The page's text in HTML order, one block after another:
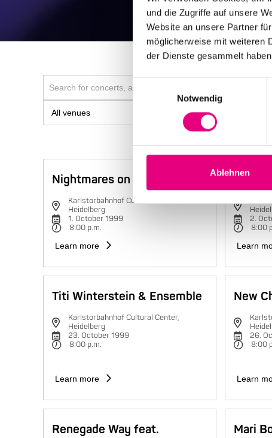
und die Zugriffe auf unsere
Website an unsere Partner
möglicherweise mit weiteren
der Dienste gesammelt
Notwendig
Ablehnen
Nightmares on Wax
Karlstorbahnhof Cultural Center,
Heidelberg
1. October 1999
8:00 p.m.
Learn more
Charlie
2.
8:00
Learn
Titi Winterstein & Ensemble
Karlstorbahnhof Cultural Center,
Heidelberg
23. October 1999
8:00 p.m.
Learn more
New
26.
8:00
Learn
Renegade Way feat.
Mari